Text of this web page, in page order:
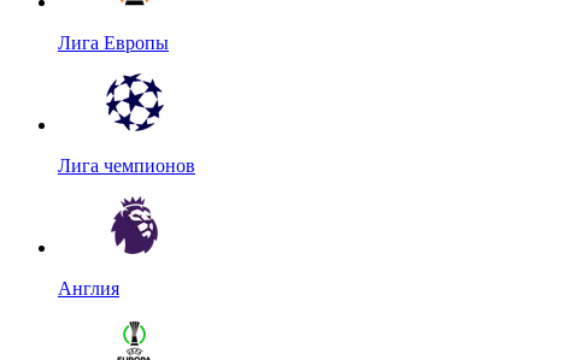
Лига Европы
Лига чемпионов
Англия